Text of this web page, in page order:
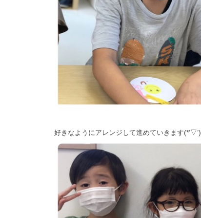
好きなようにアレンジして進めていきます(*’▽’)